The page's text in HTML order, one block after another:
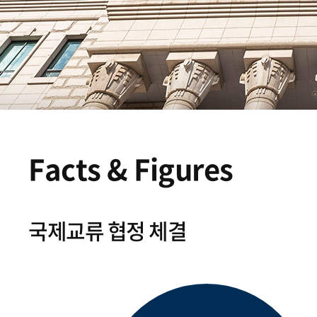
Facts & Figures
국제교류 협정 체결